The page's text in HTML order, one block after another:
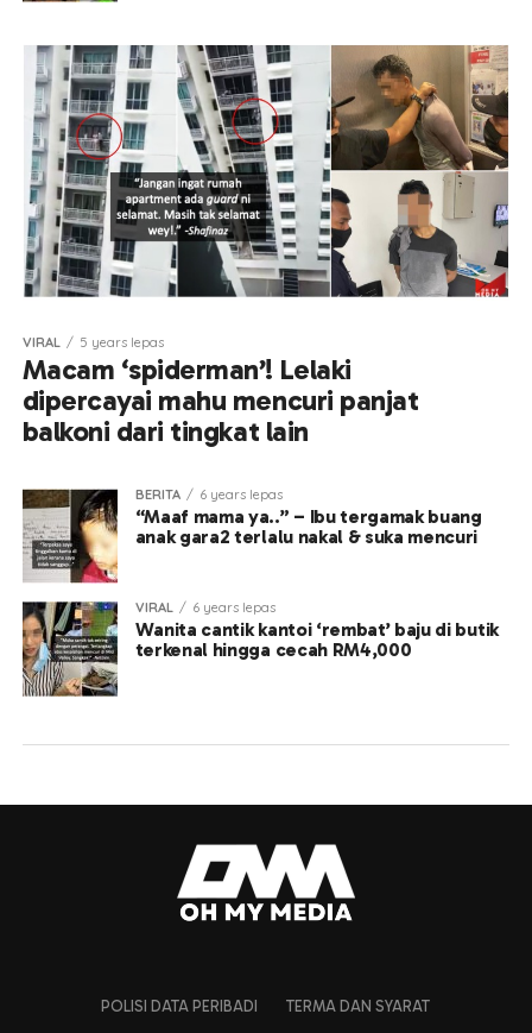
VIRAL 5 years lepas
Macam ‘spiderman’! Lelaki
dipercayai mahu mencuri panjat
balkoni dari tingkat lain
BERITA 6 years lepas
“Maaf mama ya..” – Ibu tergamak buang
anak gara2 terlalu nakal & suka mencuri
VIRAL 6 years lepas
Wanita cantik kantoi ‘rembat’ baju di butik
terkenal hingga cecah RM4,000
POLISI DATA PERIBADI TERMA DAN SYARAT